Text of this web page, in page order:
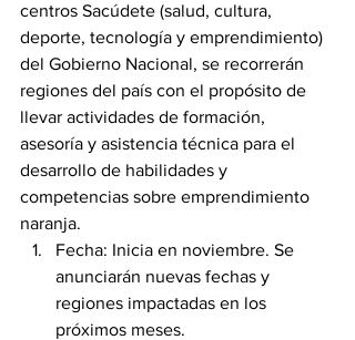
centros Sacúdete (salud, cultura,
deporte, tecnología y emprendimiento)
del Gobierno Nacional, se recorrerán
regiones del país con el propósito de
llevar actividades de formación,
asesoría y asistencia técnica para el
desarrollo de habilidades y
competencias sobre emprendimiento
naranja.
Fecha: Inicia en noviembre. Se
anunciarán nuevas fechas y
regiones impactadas en los
próximos meses.